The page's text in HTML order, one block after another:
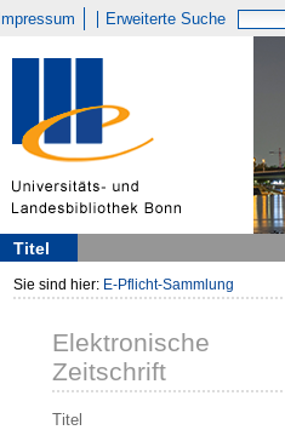
Impressum Erweiterte Suche
Titel
Sie sind hier: E-Pflicht-Sammlung
Elektronische
Zeitschrift
Titel